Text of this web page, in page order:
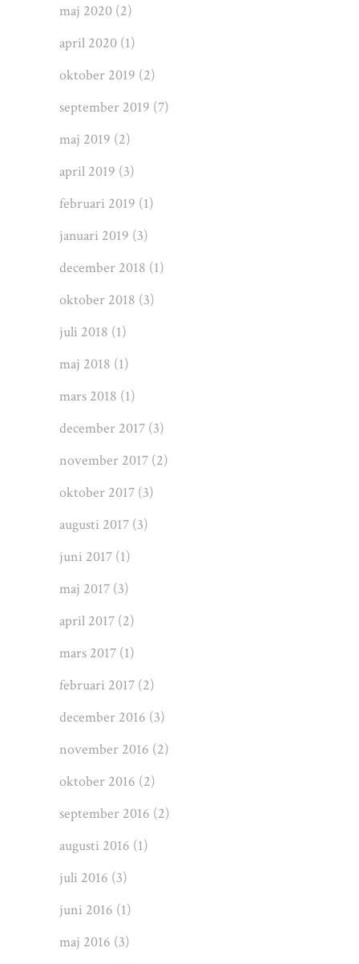
maj 2020 (2)
april 2020 (1)
oktober 2019 (2)
september 2019 (7)
maj 2019 (2)
april 2019 (3)
februari 2019 (1)
januari 2019 (3)
december 2018 (1)
oktober 2018 (3)
juli 2018 (1)
maj 2018 (1)
mars 2018 (1)
december 2017 (3)
november 2017 (2)
oktober 2017 (3)
augusti 2017 (3)
juni 2017 (1)
maj 2017 (3)
april 2017 (2)
mars 2017 (1)
februari 2017 (2)
december 2016 (3)
november 2016 (2)
oktober 2016 (2)
september 2016 (2)
augusti 2016 (1)
juli 2016 (3)
juni 2016 (1)
maj 2016 (3)